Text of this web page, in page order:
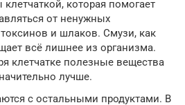
которая помогает
от ненужных
и шлаков. Смузи, как
всё лишнее из организма.
клетчатке полезные вещества
лучше.
с остальными продуктами. В